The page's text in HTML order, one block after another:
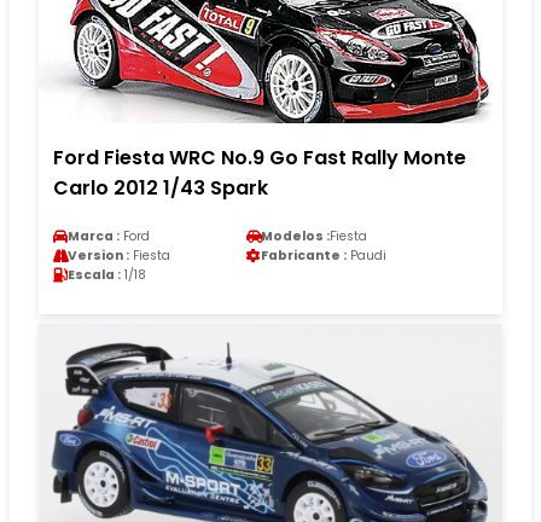
Ford Fiesta WRC No.9 Go Fast Rally Monte
Carlo 2012 1/43 Spark
Marca : Ford Modelos :Fiesta
Version : Fiesta Fabricante : Paudi
Escala : 1/18